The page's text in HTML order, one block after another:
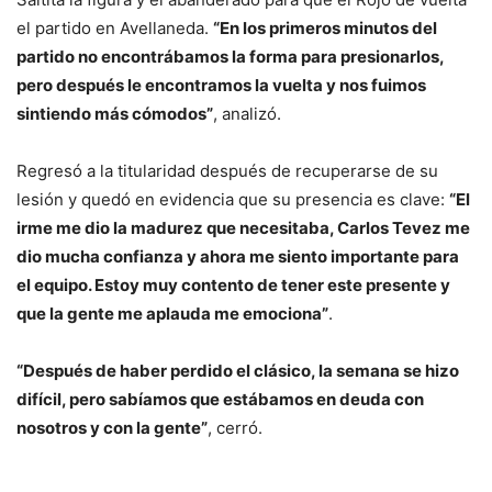
el partido en Avellaneda. “En los primeros minutos del
partido no encontrábamos la forma para presionarlos,
pero después le encontramos la vuelta y nos fuimos
sintiendo más cómodos”, analizó.
Regresó a la titularidad después de recuperarse de su
lesión y quedó en evidencia que su presencia es clave: “El
irme me dio la madurez que necesitaba, Carlos Tevez me
dio mucha confianza y ahora me siento importante para
el equipo. Estoy muy contento de tener este presente y
que la gente me aplauda me emociona”.
“Después de haber perdido el clásico, la semana se hizo
difícil, pero sabíamos que estábamos en deuda con
nosotros y con la gente”, cerró.